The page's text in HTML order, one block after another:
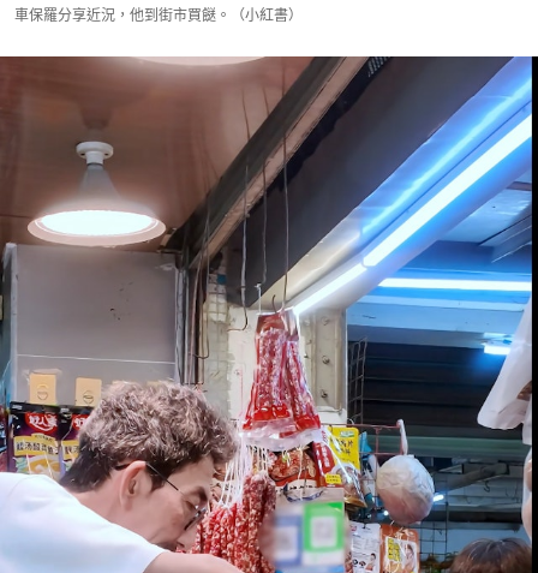
車保羅分享近況，他到街市買餸。（小紅書）